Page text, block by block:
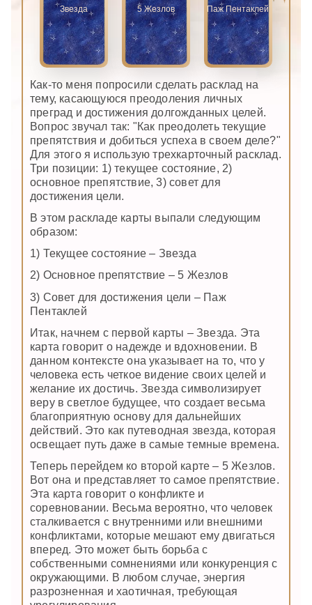
Звезда 5 Жезлов Паж Пентаклей
Как-то меня попросили сделать расклад на
тему, касающуюся преодоления личных
преград и достижения долгожданных целей.
Вопрос звучал так: "Как преодолеть текущие
препятствия и добиться успеха в своем деле?"
Для этого я использую трехкарточный расклад.
Три позиции: 1) текущее состояние, 2)
основное препятствие, 3) совет для
достижения цели.
В этом раскладе карты выпали следующим
образом:
1) Текущее состояние – Звезда
2) Основное препятствие – 5 Жезлов
3) Совет для достижения цели – Паж
Пентаклей
Итак, начнем с первой карты – Звезда. Эта
карта говорит о надежде и вдохновении. В
данном контексте она указывает на то, что у
человека есть четкое видение своих целей и
желание их достичь. Звезда символизирует
веру в светлое будущее, что создает весьма
благоприятную основу для дальнейших
действий. Это как путеводная звезда, которая
освещает путь даже в самые темные времена.
Теперь перейдем ко второй карте – 5 Жезлов.
Вот она и представляет то самое препятствие.
Эта карта говорит о конфликте и
соревновании. Весьма вероятно, что человек
сталкивается с внутренними или внешними
конфликтами, которые мешают ему двигаться
вперед. Это может быть борьба с
собственными сомнениями или конкуренция с
окружающими. В любом случае, энергия
разрозненная и хаотичная, требующая